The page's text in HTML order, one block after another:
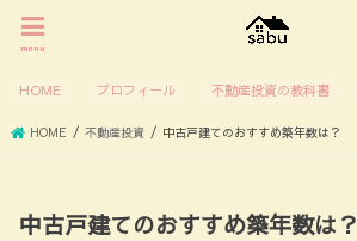
menu
HOME プロフィール 不動産投資の教科書
HOME 不動産投資 中古戸建てのおすすめ築年数は？
中古戸建てのおすすめ築年数は？